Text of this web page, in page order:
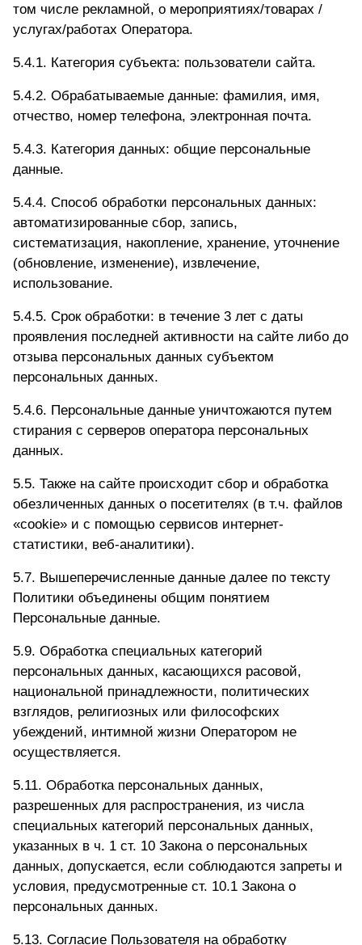
том числе рекламной, о мероприятиях/товарах /
услугах/работах Оператора.
5.4.1. Категория субъекта: пользователи сайта.
5.4.2. Обрабатываемые данные: фамилия, имя,
отчество, номер телефона, электронная почта.
5.4.3. Категория данных: общие персональные
данные.
5.4.4. Способ обработки персональных данных:
автоматизированные сбор, запись,
систематизация, накопление, хранение, уточнение
(обновление, изменение), извлечение,
использование.
5.4.5. Срок обработки: в течение 3 лет с даты
проявления последней активности на сайте либо до
отзыва персональных данных субъектом
персональных данных.
5.4.6. Персональные данные уничтожаются путем
стирания с серверов оператора персональных
данных.
5.5. Также на сайте происходит сбор и обработка
обезличенных данных о посетителях (в т.ч. файлов
«cookie» и с помощью сервисов интернет-
статистики, веб-аналитики).
5.7. Вышеперечисленные данные далее по тексту
Политики объединены общим понятием
Персональные данные.
5.9. Обработка специальных категорий
персональных данных, касающихся расовой,
национальной принадлежности, политических
взглядов, религиозных или философских
убеждений, интимной жизни Оператором не
осуществляется.
5.11. Обработка персональных данных,
разрешенных для распространения, из числа
специальных категорий персональных данных,
указанных в ч. 1 ст. 10 Закона о персональных
данных, допускается, если соблюдаются запреты и
условия, предусмотренные ст. 10.1 Закона о
персональных данных.
5.13. Согласие Пользователя на обработку